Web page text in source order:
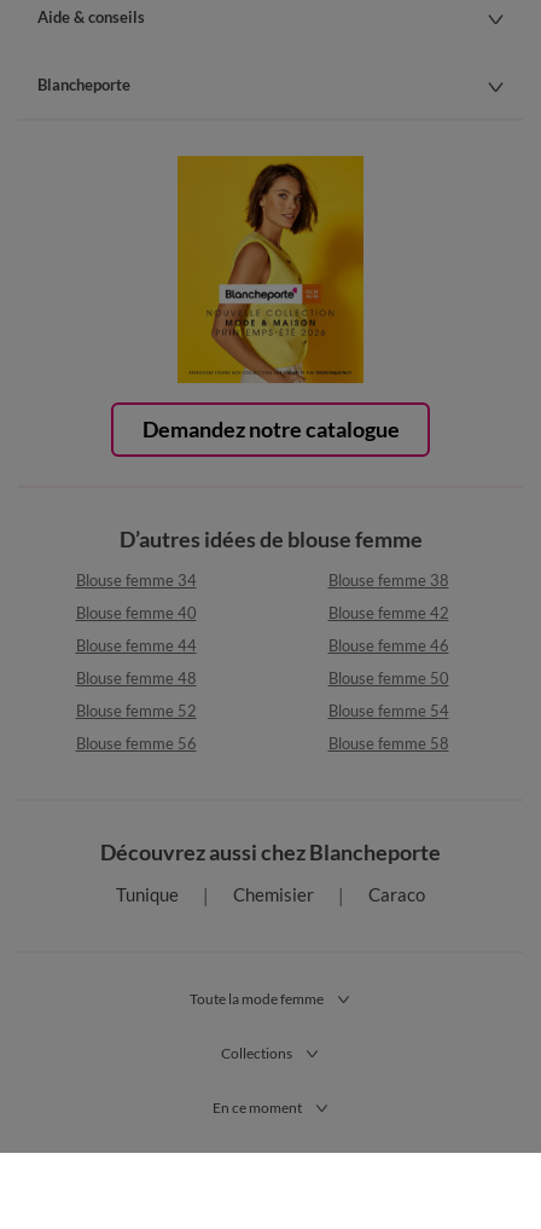
Demandez notre catalogue
Aide & conseils
Blancheporte
D’autres idées de blouse femme
Blouse femme 34
Blouse femme 38
Blouse femme 40
Blouse femme 42
Blouse femme 44
Blouse femme 46
Blouse femme 48
Blouse femme 50
Blouse femme 52
Blouse femme 54
Blouse femme 56
Blouse femme 58
Découvrez aussi chez Blancheporte
Tunique Chemisier Caraco
Toute la mode femme
Collections
En ce moment